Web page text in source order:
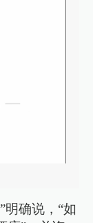
明确说，“如